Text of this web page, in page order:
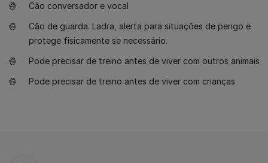
Cão conversador e vocal
Cão de guarda. Ladra, alerta para situações de perigo e
protege fisicamente se necessário.
Pode precisar de treino antes de viver com outros animais
Pode precisar de treino antes de viver com crianças